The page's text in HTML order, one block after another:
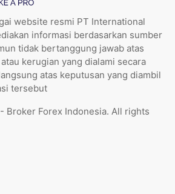
website resmi PT International
informasi berdasarkan sumber
tidak bertanggung jawab atas
kerugian yang dialami secara
atas keputusan yang diambil
tersebut
Broker Forex Indonesia. All rights